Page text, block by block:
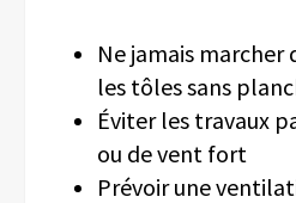
Ne jamais
les tôles sans
Éviter les travaux
ou de vent fort
Prévoir une